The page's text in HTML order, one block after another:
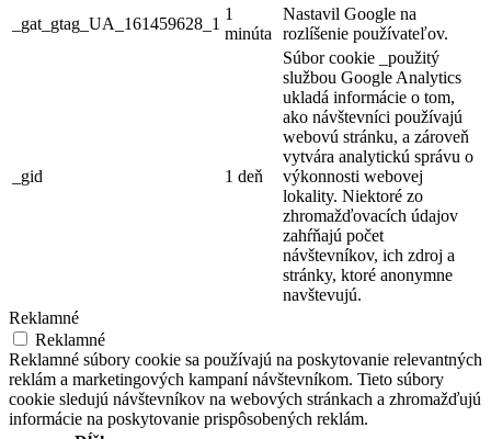
_gat_gtag_UA_161459628_1
1
minúta
Nastavil Google na
rozlíšenie používateľov.
_gid 1 deň
Súbor cookie _použitý
službou Google Analytics
ukladá informácie o tom,
ako návštevníci používajú
webovú stránku, a zároveň
vytvára analytickú správu o
výkonnosti webovej
lokality. Niektoré zo
zhromažďovacích údajov
zahŕňajú počet
návštevníkov, ich zdroj a
stránky, ktoré anonymne
navštevujú.
Reklamné
Reklamné
Reklamné súbory cookie sa používajú na poskytovanie relevantných
reklám a marketingových kampaní návštevníkom. Tieto súbory
cookie sledujú návštevníkov na webových stránkach a zhromažďujú
informácie na poskytovanie prispôsobených reklám.